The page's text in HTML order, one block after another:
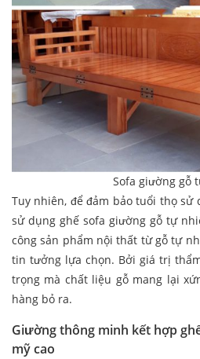
Sofa giường gỗ
Tuy nhiên, để đảm bảo tuổi thọ sử
sử dụng ghế sofa giường gỗ tự
công sản phẩm nội thất từ gỗ tự
tin tưởng lựa chọn. Bởi giá trị
trọng mà chất liệu gỗ mang lại
hàng bỏ ra.
Giường thông minh kết hợp
mỹ cao